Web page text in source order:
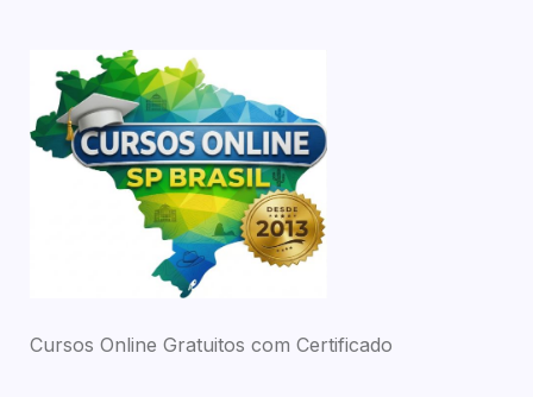
Cursos Online Gratuitos com Certificado